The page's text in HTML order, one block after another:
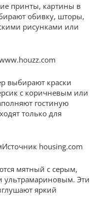
принты, картины в
обивку, шторы,
рисунками или
выбирают краски
с коричневым или
гостиную
только для
housing.com
мятный с серым,
Эти
яркий